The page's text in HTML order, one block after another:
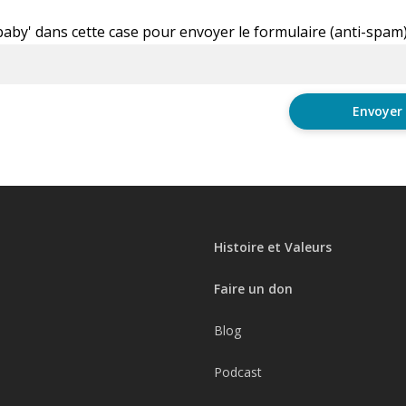
dans cette case pour envoyer le formulaire (anti-
Histoire et Valeurs
Faire un don
Blog
Podcast